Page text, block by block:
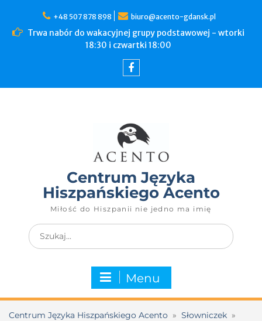
+48 507 878 898 biuro@acento-gdansk.pl
Trwa nabór do wakacyjnej grupy podstawowej - wtorki
18:30 i czwartki 18:00
Centrum Języka
Hiszpańskiego Acento
Miłość do Hiszpanii nie jedno ma imię
Menu
Centrum Języka Hiszpańskiego Acento » Słowniczek »